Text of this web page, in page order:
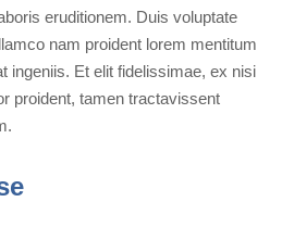
eruditionem. Duis voluptate
nam proident lorem mentitum
ingeniis. Et elit fidelissimae, ex nisi
proident, tamen tractavissent